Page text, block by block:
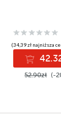
(34,39 zł najniższa
52.90zł (-